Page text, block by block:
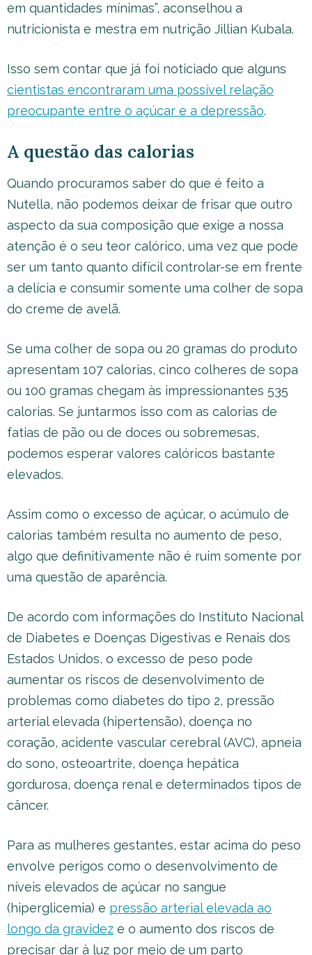
em quantidades mínimas”, aconselhou a
nutricionista e mestra em nutrição Jillian Kubala.
Isso sem contar que já foi noticiado que alguns
cientistas encontraram uma possível relação
preocupante entre o açúcar e a depressão.
A questão das calorias
Quando procuramos saber do que é feito a
Nutella, não podemos deixar de frisar que outro
aspecto da sua composição que exige a nossa
atenção é o seu teor calórico, uma vez que pode
ser um tanto quanto difícil controlar-se em frente
a delícia e consumir somente uma colher de sopa
do creme de avelã.
Se uma colher de sopa ou 20 gramas do produto
apresentam 107 calorias, cinco colheres de sopa
ou 100 gramas chegam às impressionantes 535
calorias. Se juntarmos isso com as calorias de
fatias de pão ou de doces ou sobremesas,
podemos esperar valores calóricos bastante
elevados.
Assim como o excesso de açúcar, o acúmulo de
calorias também resulta no aumento de peso,
algo que definitivamente não é ruim somente por
uma questão de aparência.
De acordo com informações do Instituto Nacional
de Diabetes e Doenças Digestivas e Renais dos
Estados Unidos, o excesso de peso pode
aumentar os riscos de desenvolvimento de
problemas como diabetes do tipo 2, pressão
arterial elevada (hipertensão), doença no
coração, acidente vascular cerebral (AVC), apneia
do sono, osteoartrite, doença hepática
gordurosa, doença renal e determinados tipos de
câncer.
Para as mulheres gestantes, estar acima do peso
envolve perigos como o desenvolvimento de
níveis elevados de açúcar no sangue
(hiperglicemia) e pressão arterial elevada ao
longo da gravidez e o aumento dos riscos de
precisar dar à luz por meio de um parto